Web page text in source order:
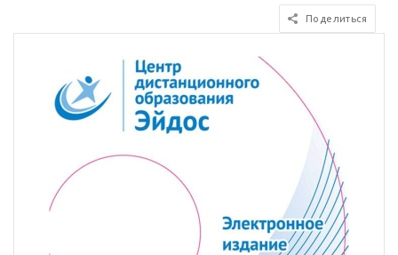
Поделиться